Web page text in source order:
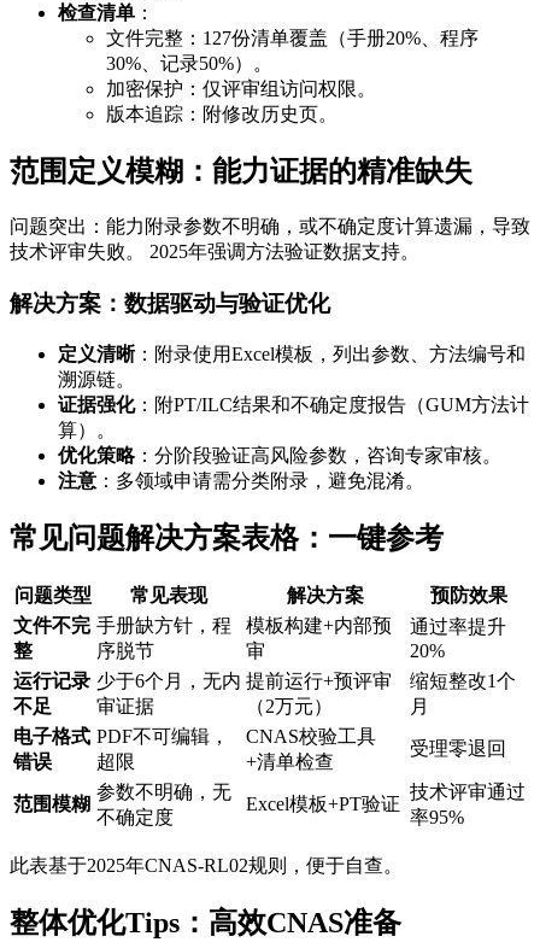
检查清单 ：
文件完整：127份清单覆盖（手册20%、程序
30%、记录50%）。
加密保护：仅评审组访问权限。
版本追踪：附修改历史页。
范围定义模糊：能力证据的精准缺失
问题突出：能力附录参数不明确，或不确定度计算遗漏，导致
技术评审失败。 2025年强调方法验证数据支持。
解决方案：数据驱动与验证优化
定义清晰：附录使用Excel模板，列出参数、方法编号和
溯源链。
证据强化：附PT/ILC结果和不确定度报告（GUM方法计
算）。
优化策略：分阶段验证高风险参数，咨询专家审核。
注意 ：多领域申请需分类附录，避免混淆。
常见问题解决方案表格：一键参考
问题类型 常见表现 解决方案
预防效果
文件不完
整
手册缺方针，程
序脱节
模板构建+内部预
审
通过率提升
20%
运行记录
不足
少于6个月，无内
审证据
提前运行+预评审
（2万元）
缩短整改1个
月
电子格式
错误
PDF不可编辑，
超限
CNAS校验工具
+清单检查
受理零退回
范围模糊
参数不明确，无
不确定度
Excel模板+PT验证
技术评审通过
率95%
此表基于2025年CNAS-RL02规则，便于自查。
整体优化Tips：高效CNAS准备